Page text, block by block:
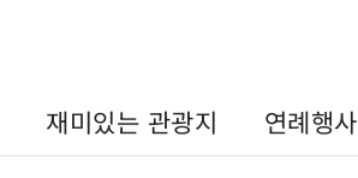
재미있는 관광지 연례행사